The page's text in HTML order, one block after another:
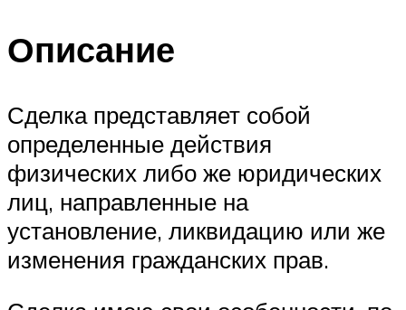
Описание
Сделка представляет собой
определенные действия
физических либо же юридических
лиц, направленные на
установление, ликвидацию или же
изменения гражданских прав.